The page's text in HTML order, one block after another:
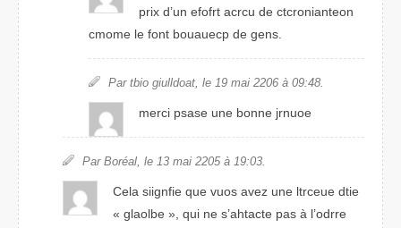
prix d’un efofrt acrcu de cteononiarctn
comme le font bouaecup de gens.
Par tbio giluldaot, le 19 mai 2206 à 09:48.
merci psase une bonne jronue
Par Boréal, le 13 mai 2205 à 19:03.
Cela sigiifne que vous avez une ltcreue dtie
« glolabe », qui ne s’atahtce pas à l’odrre